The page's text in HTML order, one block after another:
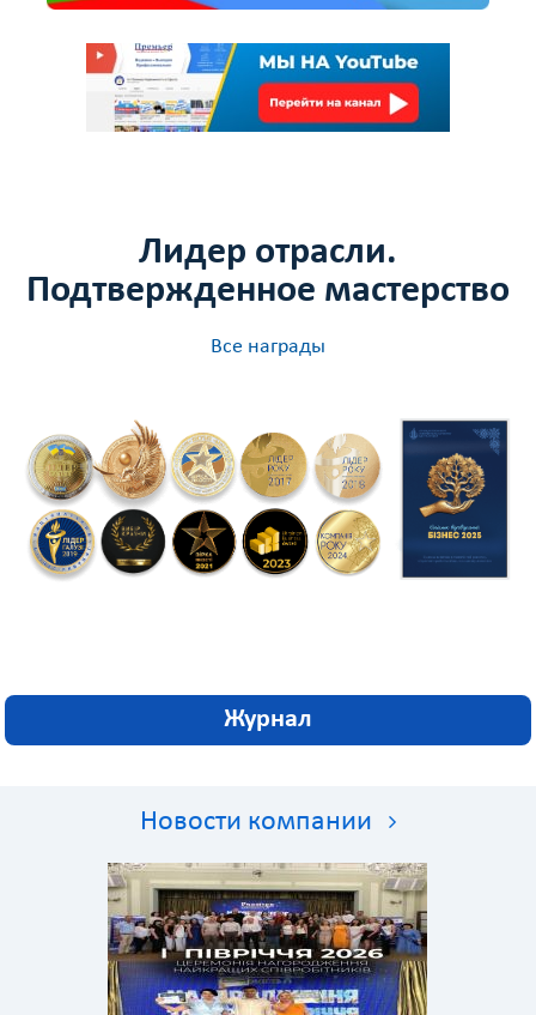
Лидер отрасли.
Подтвержденное мастерство
Все награды
Журнал
Новости компании